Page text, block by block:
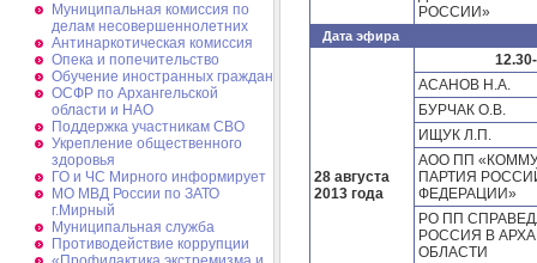
Муниципальная комиссия по
делам несовершеннолетних
Антинаркотическая комиссия
Опека и попечительство
Обучение иностранных граждан
ОСФР по Архангельской
области и НАО
Поддержка участникам СВО
Укрепление общественного
здоровья
ГО и ЧС Мирного информирует
МО МВД России по ЗАТО
г.Мирный
Муниципальная cлужба
Противодействие коррупции
РОССИИ»
Дата эфира
28 августа
2013 года
АСАНОВ Н.А.
БУРЧАК О.В.
ИЩУК Л.П.
АОО ПП
ПАРТИЯ
ФЕДЕРАЦИИ»
РО ПП
РОССИЯ В
ОБЛАСТИ